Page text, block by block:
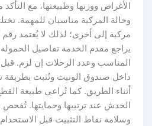
الأغراض ووزنها وطبيعتها، مع
وحالة المركبة مناسبان للمهمة.
مركبة إلى أخرى؛ لذلك لا يُعتمد رقم
يراجع مقدم الخدمة تفاصيل الحمولة
المناسب وعدد الرحلات إن لزم. قبل
داخل صندوق الونيت وتُثبت بطريقة
أثناء الطريق. كما تُراعى طبيعة القطع
الخدش عند ترتيبها وحمايتها. تُفحص
وسلامة نقاط التثبيت قبل